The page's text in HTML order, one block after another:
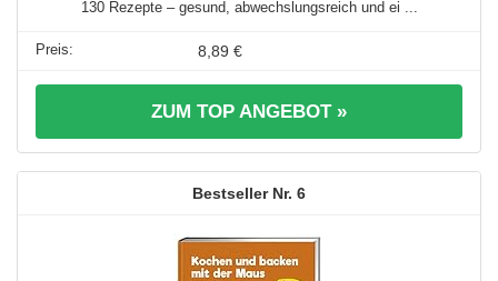
130 Rezepte – gesund, abwechslungsreich und ei ...
8,89 €
ZUM TOP ANGEBOT »
6